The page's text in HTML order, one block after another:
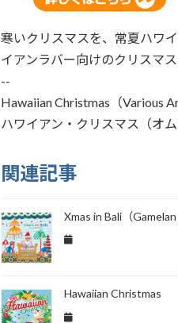
寒いクリスマスを、常夏ハワ
イアンラバー向けのクリスマス
--
Hawaiian Christmas（Various
ハワイアン・クリスマス（オム
関連記事
Xmas in Bali（Gamelan
Hawaiian Christmas